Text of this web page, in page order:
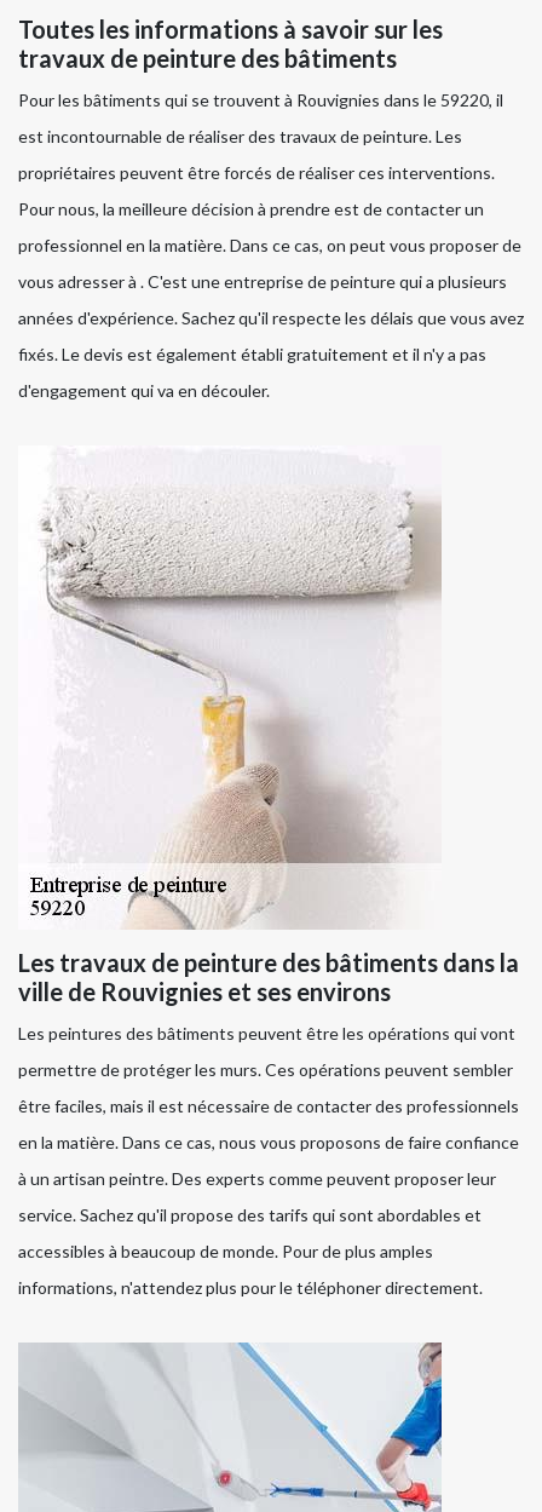
Toutes les informations à savoir sur les
travaux de peinture des bâtiments
Pour les bâtiments qui se trouvent à Rouvignies dans le 59220, il
est incontournable de réaliser des travaux de peinture. Les
propriétaires peuvent être forcés de réaliser ces interventions.
Pour nous, la meilleure décision à prendre est de contacter un
professionnel en la matière. Dans ce cas, on peut vous proposer de
vous adresser à . C'est une entreprise de peinture qui a plusieurs
années d'expérience. Sachez qu'il respecte les délais que vous avez
fixés. Le devis est également établi gratuitement et il n'y a pas
d'engagement qui va en découler.
Les travaux de peinture des bâtiments dans la
ville de Rouvignies et ses environs
Les peintures des bâtiments peuvent être les opérations qui vont
permettre de protéger les murs. Ces opérations peuvent sembler
être faciles, mais il est nécessaire de contacter des professionnels
en la matière. Dans ce cas, nous vous proposons de faire confiance
à un artisan peintre. Des experts comme peuvent proposer leur
service. Sachez qu'il propose des tarifs qui sont abordables et
accessibles à beaucoup de monde. Pour de plus amples
informations, n'attendez plus pour le téléphoner directement.